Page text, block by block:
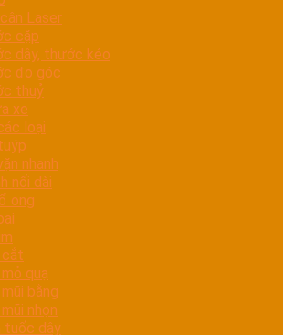
Laser
cặp
dây, thước kéo
đo góc
thuỷ
xe
loại
nhanh
nối dài
ong
cắt
quạ
bằng
nhọn
tuốc dây